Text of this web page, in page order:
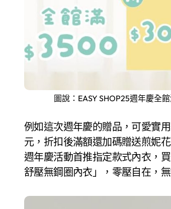
圖說：EASY SHOP25週年慶全
例如這次週年慶的贈品，可愛實
元，折扣後滿額還加碼贈送煎妮
週年慶活動首推指定款式內衣，
舒壓無鋼圈內衣」，零壓自在，